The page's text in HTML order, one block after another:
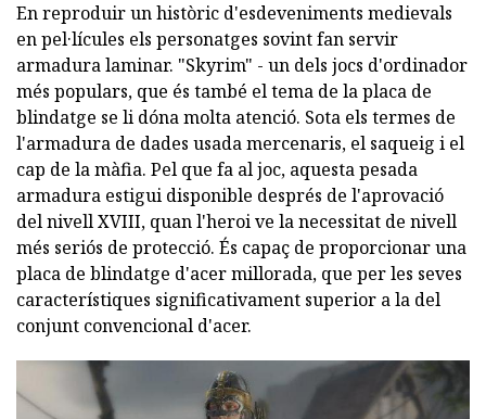
En reproduir un històric d'esdeveniments medievals
en pel·lícules els personatges sovint fan servir
armadura laminar. "Skyrim" - un dels jocs d'ordinador
més populars, que és també el tema de la placa de
blindatge se li dóna molta atenció. Sota els termes de
l'armadura de dades usada mercenaris, el saqueig i el
cap de la màfia. Pel que fa al joc, aquesta pesada
armadura estigui disponible després de l'aprovació
del nivell XVIII, quan l'heroi ve la necessitat de nivell
més seriós de protecció. És capaç de proporcionar una
placa de blindatge d'acer millorada, que per les seves
característiques significativament superior a la del
conjunt convencional d'acer.